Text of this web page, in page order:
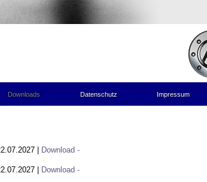
Downloads Datenschutz Impressum
| Download -
| Download -